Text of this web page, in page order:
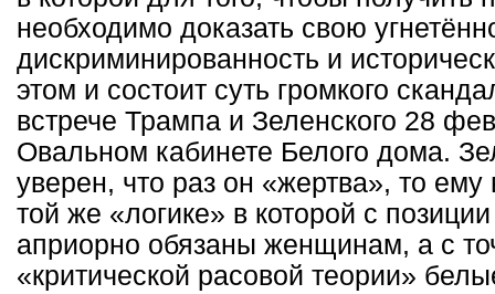
необходимо доказать свою
дискриминированность и
этом и состоит суть громкого
встрече Трампа и Зеленского 28
Овальном кабинете Белого дома.
уверен, что раз он «жертва», то
той же «логике» в которой с
априорно обязаны женщинам, а с
«критической расовой теории»